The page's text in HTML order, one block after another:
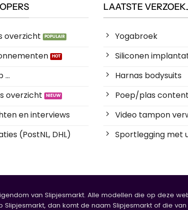
overzicht
...
overzicht
en interviews
(PostNL, DHL)
LAATSTE
Yogabroek
Siliconen
Harnas bodysuits
Poep/plas content
Video tampon
Sportlegging met
van Slipjesmarkt. Alle modellen die op deze
dan komt de naam Slipjesmarkt of die